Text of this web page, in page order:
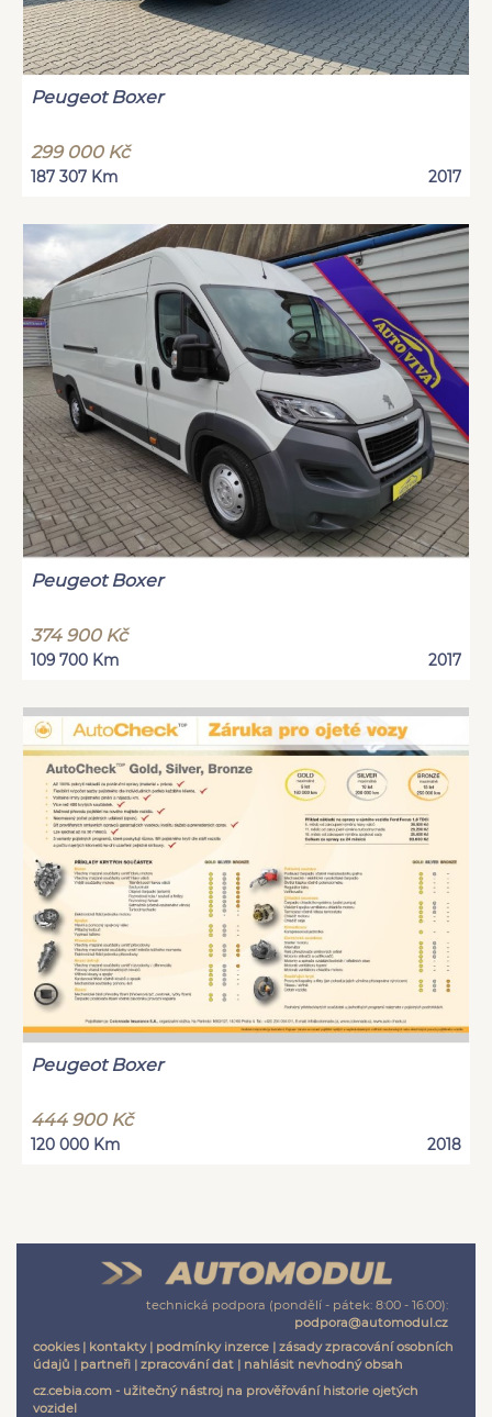
Peugeot Boxer
299 000 Kč
187 307 Km 2017
Peugeot Boxer
374 900 Kč
109 700 Km 2017
Peugeot Boxer
444 900 Kč
120 000 Km 2018
technická podpora (pondělí - pátek: 8:00 - 16:00):
podpora@automodul.cz
cookies| kontakty| podmínky inzerce | zásady zpracování osobních
údajů | partneři | zpracování dat | nahlásit nevhodný obsah
cz.cebia.com - užitečný nástroj na prověřování historie ojetých
vozidel